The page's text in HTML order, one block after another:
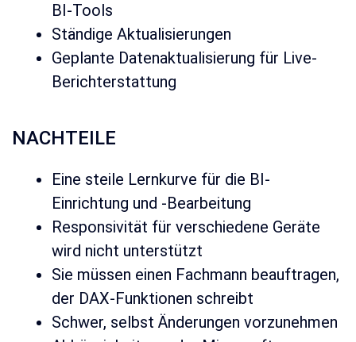
BI-Tools
Ständige Aktualisierungen
Geplante Datenaktualisierung für Live-
Berichterstattung
NACHTEILE
Eine steile Lernkurve für die BI-
Einrichtung und -Bearbeitung
Responsivität für verschiedene Geräte
wird nicht unterstützt
Sie müssen einen Fachmann beauftragen,
der DAX-Funktionen schreibt
Schwer, selbst Änderungen vorzunehmen